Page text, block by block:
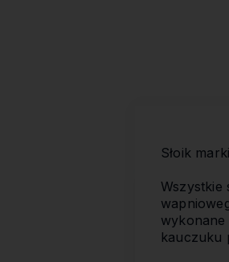
Słoik
Wszystkie
wykonane
kauczuku